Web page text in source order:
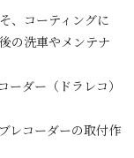
、コーティングに
の洗車やメンテナ
ダー（ドラレコ）
レコーダーの取付作